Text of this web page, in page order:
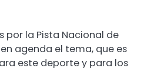
por la Pista Nacional de
agenda el tema, que es
este deporte y para los